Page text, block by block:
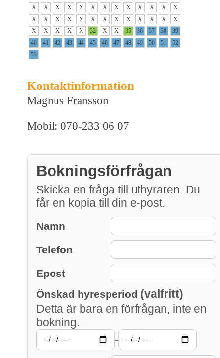
X X X X X X X X X X X X
X
X
X X X X X X X X X X X
X
X
X X X X 32 X X 35 36 37 38
39
40
41 42 43 44 45 46 47 48 49 50 51
52
53
Kontaktinformation
Magnus Fransson
Mobil: 070-233 06 07
Bokningsförfrågan
Skicka en fråga till uthyraren. Du
får en kopia till din e-post.
Namn
Telefon
Epost
Önskad hyresperiod (valfritt)
Detta är bara en förfrågan, inte en
bokning.
–